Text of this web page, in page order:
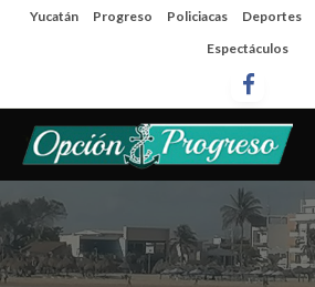
SaltaYucatán Progreso Policiacas Deportes
Espectáculos
Opción Progreso
Las noticias del día a día del puerto